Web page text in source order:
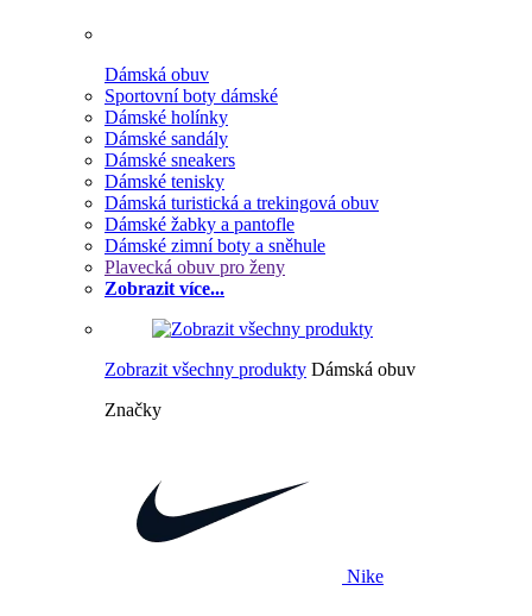
Dámská obuv
Sportovní boty dámské
Dámské holínky
Dámské sandály
Dámské sneakers
Dámské tenisky
Dámská turistická a trekingová obuv
Dámské žabky a pantofle
Dámské zimní boty a sněhule
Plavecká obuv pro ženy
Zobrazit více...
Zobrazit všechny produkty Dámská obuv
Značky
Nike